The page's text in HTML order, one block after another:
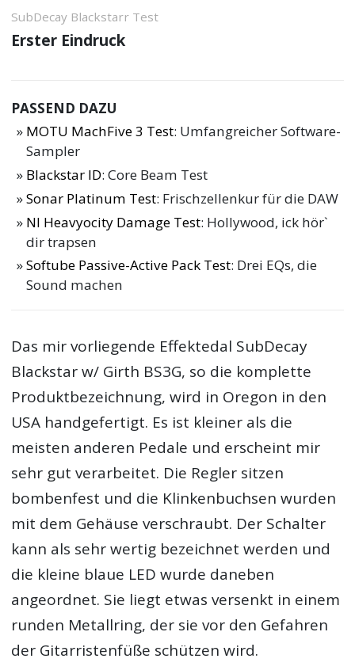
SubDecay Blackstarr Test
Erster Eindruck
PASSEND DAZU
MOTU MachFive 3 Test: Umfangreicher Software-
Sampler
Blackstar ID: Core Beam Test
Sonar Platinum Test: Frischzellenkur für die DAW
NI Heavyocity Damage Test: Hollywood, ick hör`
dir trapsen
Softube Passive-Active Pack Test: Drei EQs, die
Sound machen
Das mir vorliegende Effektedal SubDecay
Blackstar w/ Girth BS3G, so die komplette
Produktbezeichnung, wird in Oregon in den
USA handgefertigt. Es ist kleiner als die
meisten anderen Pedale und erscheint mir
sehr gut verarbeitet. Die Regler sitzen
bombenfest und die Klinkenbuchsen wurden
mit dem Gehäuse verschraubt. Der Schalter
kann als sehr wertig bezeichnet werden und
die kleine blaue LED wurde daneben
angeordnet. Sie liegt etwas versenkt in einem
runden Metallring, der sie vor den Gefahren
der Gitarristenfüße schützen wird.